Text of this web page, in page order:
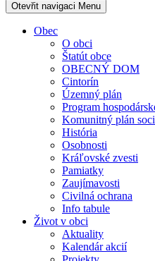
Otevřit navigaci Menu
Obec
O obci
Štatút obce
OBECNÝ DOM
Cintorín
Územný plán
Program
Komunitný plán
História
Osobnosti
Kráľovské zvesti
Pamiatky
Zaujímavosti
Civilná ochrana
Info tabule
Život v obci
Aktuality
Kalendár akcií